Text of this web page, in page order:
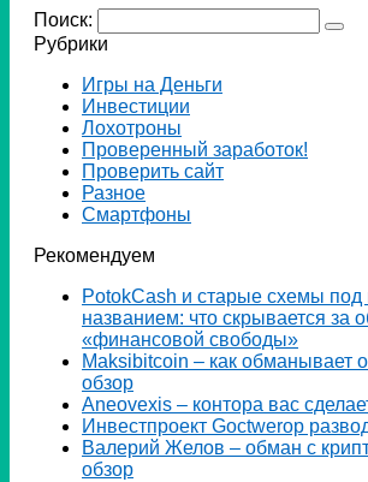
Поиск:
Рубрики
Игры на Деньги
Инвестиции
Лохотроны
Проверенный заработок!
Проверить сайт
Разное
Смартфоны
Рекомендуем
PotokCash и старые схемы
названием: что скрывается за
«финансовой свободы»
Мaksibitcoin – как обманывает
обзор
Аneovexis – контора вас
Инвестпроект Goctwerop
Валерий Желов – обман с
обзор